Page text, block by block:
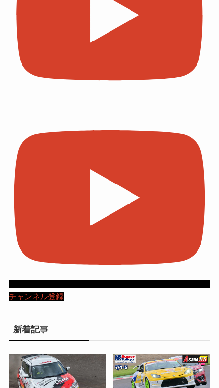
チャンネル登録
新着記事